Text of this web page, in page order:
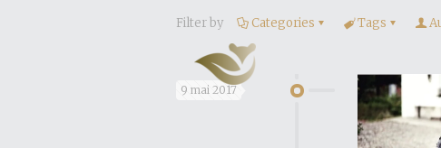
Filter by Categories Tags
9 mai 2017